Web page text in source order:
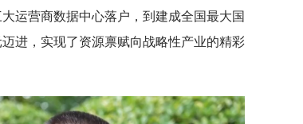
运营商数据中心落户，到建成全国最大国
进，实现了资源禀赋向战略性产业的精彩